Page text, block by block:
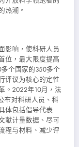
热潮。
影响，使科研人员
位，最大限度提高
个国家的350多个
评议为核心的定性
。2022年10月，法
布对科研人员、科
体包括倡导代表
献计量数据、尽可
程与材料、减少评